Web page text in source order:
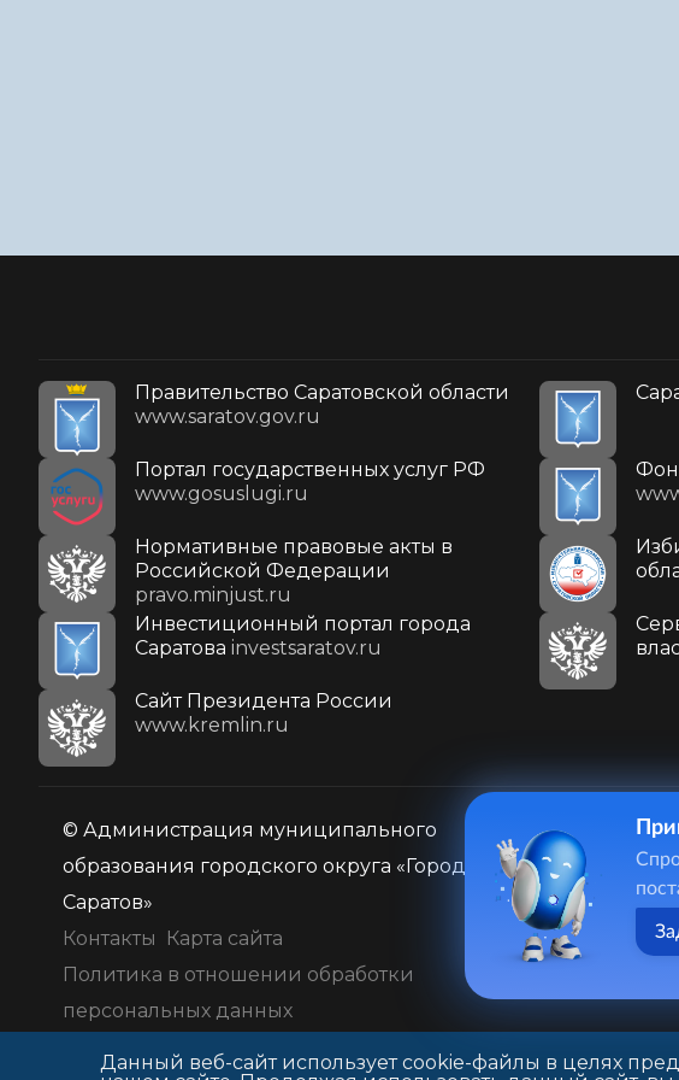
Правительство Саратовской области
www.saratov.gov.ru
Портал государственных услуг РФ
www.gosuslugi.ru
Нормативные правовые акты в
Российской Федерации
pravo.minjust.ru
Инвестиционный портал города
Саратова investsaratov.ru
Cайт Президента России
www.kremlin.ru
© Администрация муниципального
образования городского округа «Город
Саратов»
Контакты
Карта сайта
Политика в отношении обработки
персональных данных
410031,
Данный веб-сайт использует cookie-файлы в целях